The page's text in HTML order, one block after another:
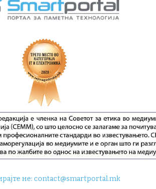
не:contact@smartportal.mk